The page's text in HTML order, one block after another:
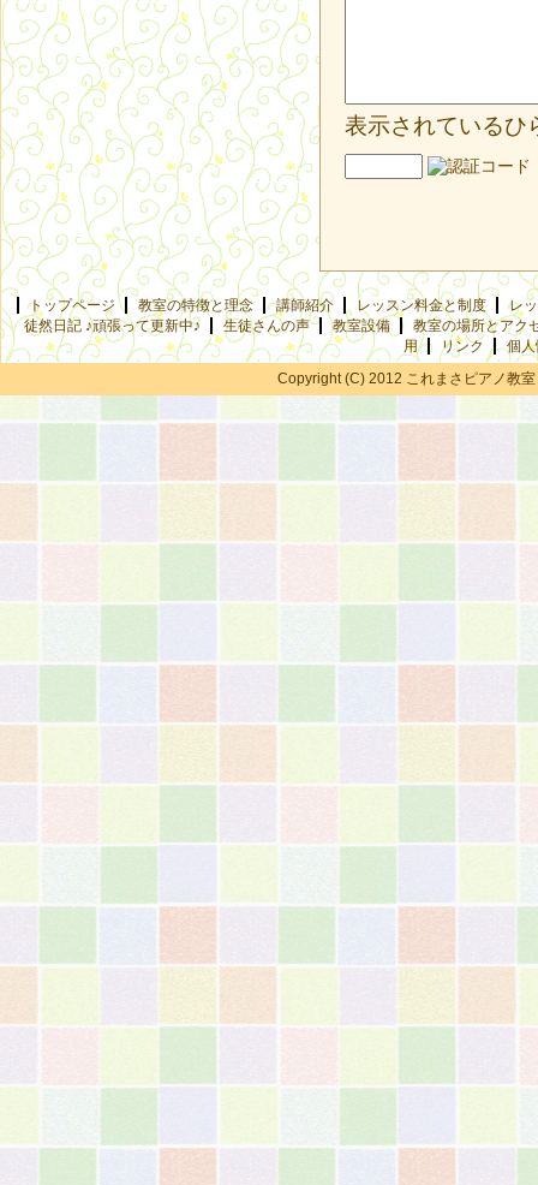
表示されているひ
トップページ 教室の特徴と理念 講師紹介 レッスン料金と制度
レ
徒然日記 ♪頑張って更新中♪
生徒さんの声 教室設備
教室の場所とアク
用
リンク
個
Copyright (C) 2012 これまさピアノ教